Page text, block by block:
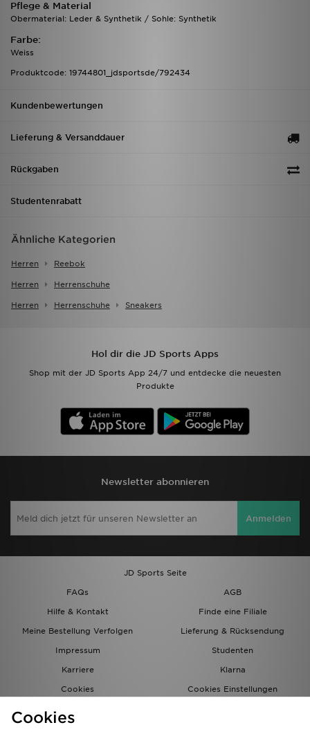
Pflege & Material
Obermaterial: Leder & Synthetik / Sohle: Synthetik
Farbe:
Weiss
Produktcode: 19744801_jdsportsde/792434
Kundenbewertungen
Lieferung & Versanddauer
Rückgaben
Studentenrabatt
Ähnliche Kategorien
Herren Reebok
Herren Herrenschuhe
Herren Herrenschuhe Sneakers
Hol dir die JD Sports Apps
Shop mit der JD Sports App 24/7 und entdecke die neuesten
Produkte
Newsletter abonnieren
Anmelden
JD Sports Seite
FAQs
AGB
Hilfe & Kontakt
Finde eine Filiale
Meine Bestellung Verfolgen
Lieferung & Rücksendung
Impressum
Studenten
Karriere
Klarna
Cookies
Cookies Einstellungen
Cookies